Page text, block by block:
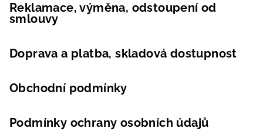
Reklamace, výměna, odstoupení od
smlouvy
Doprava a platba, skladová dostupnost
Obchodní podmínky
Podmínky ochrany osobních údajů